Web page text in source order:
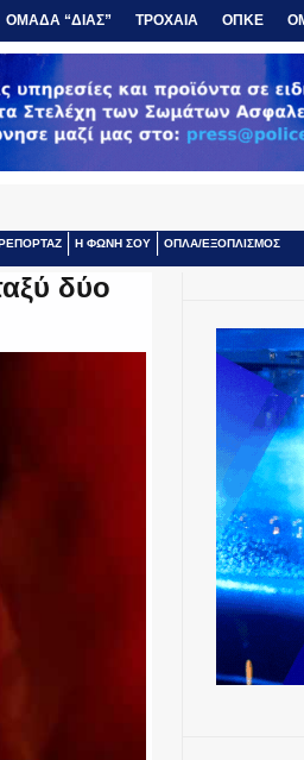
ΟΜΑΔΑ “ΔΙΑΣ” ΤΡΟΧΑΙΑ ΟΠΚΕ
Η ΦΩΝΗ ΣΟΥ ΟΠΛΑ/ΕΞΟΠΛΙΣΜΟΣ
δύο